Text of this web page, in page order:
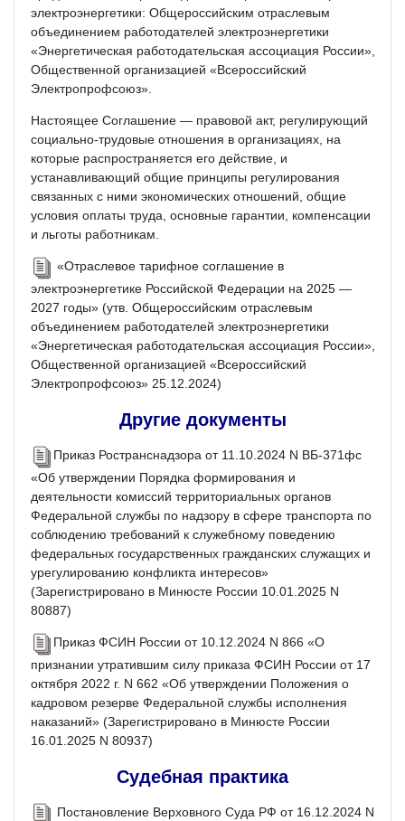
электроэнергетики: Общероссийским отраслевым
объединением работодателей электроэнергетики
«Энергетическая работодательская ассоциация России»,
Общественной организацией «Всероссийский
Электропрофсоюз».
Настоящее Соглашение — правовой акт, регулирующий
социально-трудовые отношения в организациях, на
которые распространяется его действие, и
устанавливающий общие принципы регулирования
связанных с ними экономических отношений, общие
условия оплаты труда, основные гарантии, компенсации
и льготы работникам.
«Отраслевое тарифное соглашение в
электроэнергетике Российской Федерации на 2025 —
2027 годы» (утв. Общероссийским отраслевым
объединением работодателей электроэнергетики
«Энергетическая работодательская ассоциация России»,
Общественной организацией «Всероссийский
Электропрофсоюз» 25.12.2024)
Другие документы
Приказ Ространснадзора от 11.10.2024 N ВБ-371фс
«Об утверждении Порядка формирования и
деятельности комиссий территориальных органов
Федеральной службы по надзору в сфере транспорта по
соблюдению требований к служебному поведению
федеральных государственных гражданских служащих и
урегулированию конфликта интересов»
(Зарегистрировано в Минюсте России 10.01.2025 N
80887)
Приказ ФСИН России от 10.12.2024 N 866 «О
признании утратившим силу приказа ФСИН России от 17
октября 2022 г. N 662 «Об утверждении Положения о
кадровом резерве Федеральной службы исполнения
наказаний» (Зарегистрировано в Минюсте России
16.01.2025 N 80937)
Судебная практика
Постановление Верховного Суда РФ от 16.12.2024 N